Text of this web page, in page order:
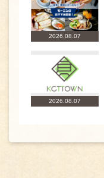
2026.08.07
2026.08.07